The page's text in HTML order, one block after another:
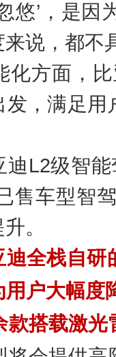
悠’，是
说，都不
化方面，
，满足
迪L2级智
售车型智
。
迪全栈自
户大幅
款搭载激